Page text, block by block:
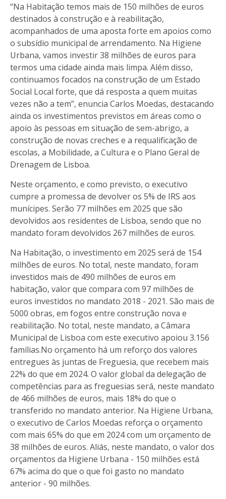
“Na Habitação temos mais de 150 milhões de euros
destinados à construção e à reabilitação,
acompanhados de uma aposta forte em apoios como
o subsídio municipal de arrendamento. Na Higiene
Urbana, vamos investir 38 milhões de euros para
termos uma cidade ainda mais limpa. Além disso,
continuamos focados na construção de um Estado
Social Local forte, que dá resposta a quem muitas
vezes não a tem”, enuncia Carlos Moedas, destacando
ainda os investimentos previstos em áreas como o
apoio às pessoas em situação de sem-abrigo, a
construção de novas creches e a requalificação de
escolas, a Mobilidade, a Cultura e o Plano Geral de
Drenagem de Lisboa.
Neste orçamento, e como previsto, o executivo
cumpre a promessa de devolver os 5% de IRS aos
munícipes. Serão 77 milhões em 2025 que são
devolvidos aos residentes de Lisboa, sendo que no
mandato foram devolvidos 267 milhões de euros.
Na Habitação, o investimento em 2025 será de 154
milhões de euros. No total, neste mandato, foram
investidos mais de 490 milhões de euros em
habitação, valor que compara com 97 milhões de
euros investidos no mandato 2018 - 2021. São mais de
5000 obras, em fogos entre construção nova e
reabilitação. No total, neste mandato, a Câmara
Municipal de Lisboa com este executivo apoiou 3.156
famílias.No orçamento há um reforço dos valores
entregues às juntas de Freguesia, que recebem mais
22% do que em 2024. O valor global da delegação de
competências para as freguesias será, neste mandato
de 466 milhões de euros, mais 18% do que o
transferido no mandato anterior. Na Higiene Urbana,
o executivo de Carlos Moedas reforça o orçamento
com mais 65% do que em 2024 com um orçamento de
38 milhões de euros. Aliás, neste mandato, o valor dos
orçamentos da Higiene Urbana - 150 milhões está
67% acima do que o que foi gasto no mandato
anterior - 90 milhões.